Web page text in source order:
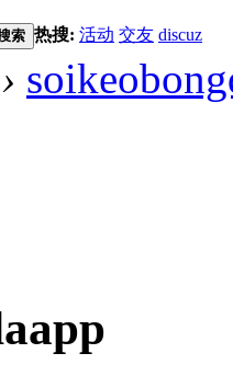
索 热搜: 活动 交友 discuz
›